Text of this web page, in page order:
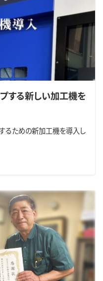
する新しい加工機を
るための新加工機を導入し